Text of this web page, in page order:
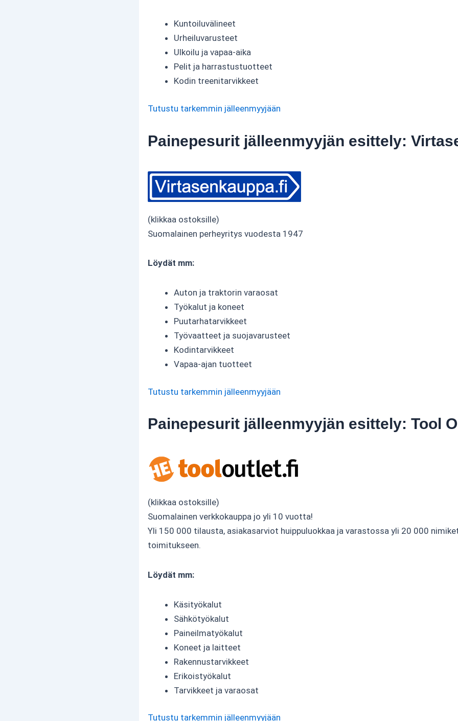
Kuntoiluvälineet
Urheiluvarusteet
Ulkoilu ja vapaa-aika
Pelit ja harrastustuotteet
Kodin treenitarvikkeet
Tutustu tarkemmin jälleenmyyjään
Painepesurit jälleenmyyjän esittely:
(klikkaa ostoksille)
Suomalainen perheyritys vuodesta 1947
Löydät mm:
Auton ja traktorin varaosat
Työkalut ja koneet
Puutarhatarvikkeet
Työvaatteet ja suojavarusteet
Kodintarvikkeet
Vapaa-ajan tuotteet
Tutustu tarkemmin jälleenmyyjään
Painepesurit jälleenmyyjän esittely: Tool
(klikkaa ostoksille)
Suomalainen verkkokauppa jo yli 10 vuotta!
Yli 150 000 tilausta, asiakasarviot huippuluokkaa ja varastossa yli 20 000
toimitukseen.
Löydät mm:
Käsityökalut
Sähkötyökalut
Paineilmatyökalut
Koneet ja laitteet
Rakennustarvikkeet
Erikoistyökalut
Tarvikkeet ja varaosat
Tutustu tarkemmin jälleenmyyjään